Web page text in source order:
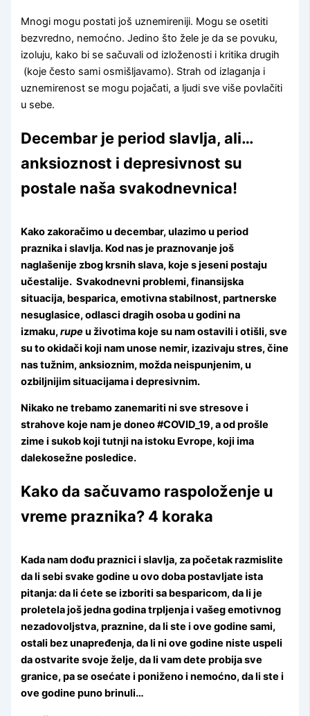
Mnogi mogu postati još uznemireniji. Mogu se osetiti
bezvredno, nemoćno. Jedino što žele je da se povuku,
izoluju, kako bi se sačuvali od izloženosti i kritika drugih
(koje često sami osmišljavamo). Strah od izlaganja i
uznemirenost se mogu pojačati, a ljudi sve više povlačiti
u sebe.
Decembar je period slavlja, ali…
anksioznost i depresivnost su
postale naša svakodnevnica!
Kako zakoračimo u decembar, ulazimo u period
praznika i slavlja. Kod nas je praznovanje još
naglašenije zbog krsnih slava, koje s jeseni postaju
učestalije. Svakodnevni problemi, finansijska
situacija, besparica, emotivna stabilnost, partnerske
nesuglasice, odlasci dragih osoba u godini na
izmaku,rupeu životima koje su nam ostavili i otišli, sve
su to okidači koji nam unose nemir, izazivaju stres, čine
nas tužnim, anksioznim, možda neispunjenim, u
ozbiljnijim situacijama i depresivnim.
Nikako ne trebamo zanemariti ni sve stresove i
strahove koje nam je doneo #COVID_19, a od prošle
zime i sukob koji tutnji na istoku Evrope, koji ima
dalekosežne posledice.
Kako da sačuvamo raspoloženje u
vreme praznika? 4 koraka
Kada nam dođu praznici i slavlja, za početak razmislite
da li sebi svake godine u ovo doba postavljate ista
pitanja: da li ćete se izboriti sa besparicom, da li je
proletela još jedna godina trpljenja i vašeg emotivnog
nezadovoljstva, praznine, da li ste i ove godine sami,
ostali bez unapređenja, da li ni ove godine niste uspeli
da ostvarite svoje želje, da li vam dete probija sve
granice, pa se osećate i poniženo i nemoćno, da li ste i
ove godine puno brinuli…